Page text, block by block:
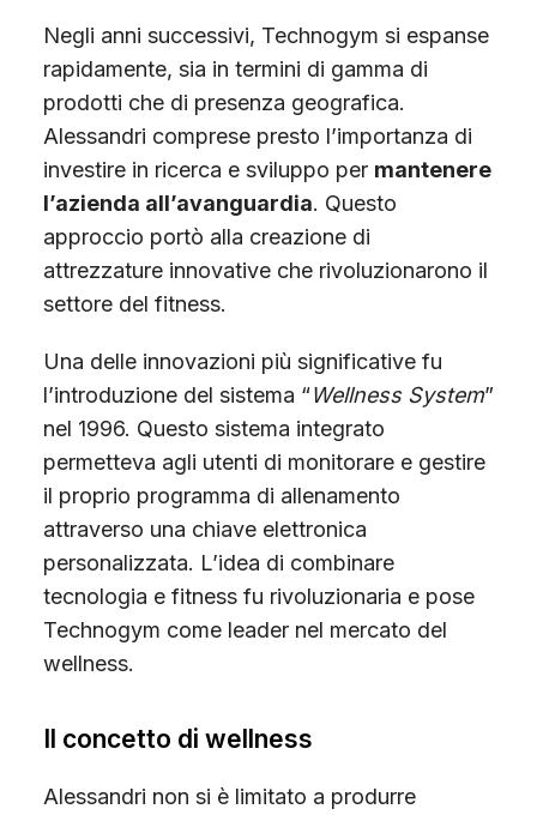
Negli anni successivi, Technogym si espanse
rapidamente, sia in termini di gamma di
prodotti che di presenza geografica.
Alessandri comprese presto l’importanza di
investire in ricerca e sviluppo per mantenere
l’azienda all’avanguardia. Questo
approccio portò alla creazione di
attrezzature innovative che rivoluzionarono il
settore del fitness.
Una delle innovazioni più significative fu
l’introduzione del sistema “Wellness System”
nel 1996. Questo sistema integrato
permetteva agli utenti di monitorare e gestire
il proprio programma di allenamento
attraverso una chiave elettronica
personalizzata. L’idea di combinare
tecnologia e fitness fu rivoluzionaria e pose
Technogym come leader nel mercato del
wellness.
Il concetto di wellness
Alessandri non si è limitato a produrre